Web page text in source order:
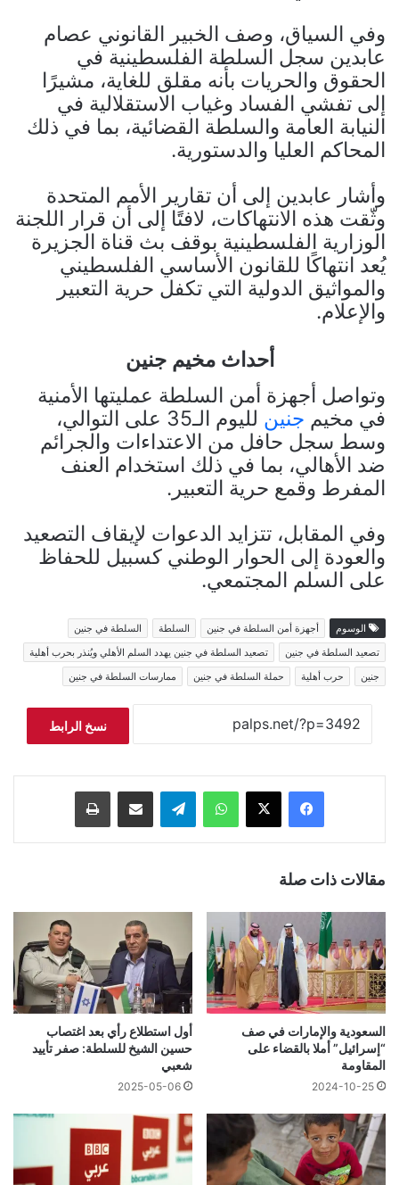
وفي السياق، وصف الخبير القانوني عصام
عابدين سجل السلطة الفلسطينية في
الحقوق والحريات بأنه مقلق للغاية، مشيرًا
إلى تفشي الفساد وغياب الاستقلالية في
النيابة العامة والسلطة القضائية، بما في ذلك
المحاكم العليا والدستورية.
وأشار عابدين إلى أن تقارير الأمم المتحدة
وثّقت هذه الانتهاكات، لافتًا إلى أن قرار اللجنة
الوزارية الفلسطينية بوقف بث قناة الجزيرة
يُعد انتهاكًا للقانون الأساسي الفلسطيني
والمواثيق الدولية التي تكفل حرية التعبير
والإعلام.
أحداث مخيم جنين
وتواصل أجهزة أمن السلطة عمليتها الأمنية
في مخيم جنين
لليوم الـ35 على التوالي،
وسط سجل حافل من الاعتداءات والجرائم
ضد الأهالي، بما في ذلك استخدام العنف
المفرط وقمع حرية التعبير.
وفي المقابل، تتزايد الدعوات لإيقاف التصعيد
والعودة إلى الحوار الوطني كسبيل للحفاظ
على السلم المجتمعي.
الوسوم أجهزة أمن السلطة في جنين السلطة
السلطة في جنين
تصعيد السلطة في جنين
تصعيد السلطة في جنين يهدد السلم الأهلي ويُنذر بحرب أهلية
جنين
حرب أهلية حملة السلطة في جنين ممارسات السلطة في جنين
نسخ الرابط
فيسبوك ‫X واتساب تيلقرام مشاركة عبر البريد طباعة
مقالات ذات صلة
السعودية والإمارات في صف
“إسرائيل” أملا بالقضاء على
المقاومة
2024-10-25
أول استطلاع رأي بعد اغتصاب
حسين الشيخ للسلطة: صفر تأييد
شعبي
2025-05-06